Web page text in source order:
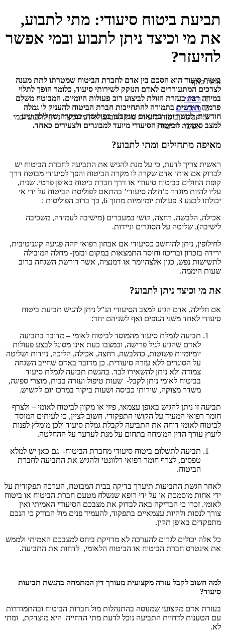
תביעת ביטוח סיעודי: מתי לתבוע,
את מי וכיצד ניתן לתבוע ובמי אפשר
להיעזר?
אתה כאן:
ראשי
מאמרים
תביעת ביטוח סיעודי: מתי לתבוע, את מי וכיצד ניתן לתבוע ובמי
אפשר להיעזר?
ביטוח סיעוד הוא הסכם בין אדם לחברת הביטוח שמטרתו לתת מענה
לצרכים המתעוררים לאדם הנזקק לשירותי סיעוד, כלומר הופך לתלוי
במידה רבה בעזרת הזולת לביצוע רוב פעולות היומיום. המבוטח משלם
פרמיה חודשית בתמורה להתחייבות חברת הביטוח להעניק לו גמלה
חודשית, למשך זמן ובתנאים שנקבעו בפוליסה, במקרה שחלילה יגיע
למצב סיעודי. הביטוח הסיעודי מיועד למבוגרים ולצעירים כאחד.
מאיפה מתחילים ומתי לתבוע?
ראשית צריך לדעת, כי על מנת להגיש את התביעה לחברת הביטוח יש
לבדוק אם אותו אדם שקרה לו מקרה הביטוח והפך לסיעודי מבוטח דרך
קופת החולים בביטוח סיעודי או דרך חברת ביטוח באופן פרטי. שנית,
עליו להיות מוגדר כ’חולה סיעודי’ בהתאם לפוליסת הביטוח על ידי אי
יכולתו לבצע 3 פעולות יומיומיות מתוך 6, כך ברוב הפוליסות :
אכילה, הלבשה, רחצה, קושי במעברים (מישיבה לעמידה, משכיבה
לישיבה), שליטה על הסוגרים וניידות.
לחילופין, ניתן להיחשב כסיעודי אם אבחון רפואי יזהה פגיעה קוגניטיבית,
ירידה בזכרון ובריכוז וחוסר התמצאות במקום ובזמן- מחלה המובילה
לתשישות נפש, כגון אלצהיימר או דמנציה, אשר דורשת השגחה ברוב
שעות היממה.
את מי וכיצד ניתן לתבוע?
אם חלילה, אדם הגיע למצב הסיעודי הנ”ל ניתן להגיש תביעת ביטוח
סיעודי לאחד משני הגופים ואף לשניהם יחד:
תביעה לגמלת סיעוד מהמוסד לביטוח לאומי – מדובר בתביעה
לאדם שהגיע לגיל פרישה, ובמצבו כעת אינו מסוגל לבצע פעולות
יומיומיות פשוטות, כהלבשה, רחצה, אכילה, הליכה, ניידות ושליטה
על הסוגרים ללא עזרה סיעודית. כן מדובר באדם שחייב השגחה
צמודה ולא ניתן להשאירו לבד. בהגשת תביעה לגמלת סיעוד
בביטוח לאומי ניתן לקבל- שעות טיפול ועזרה בבית, מוצרי ספיגה,
משדר מצוקה, שירותי כביסה ושעות ביקור במרכז יום לקשיש.
תביעה זו ניתן להגיש באופן עצמאי, פיזי או מקוון לביטוח לאומי – ולצרף
חומר רפואי המעיד על הקושי התפקודי. חשוב לציין, כי לעיתים המוסד
לביטוח לאומי דוחה את התביעה לקבלת גמלת סיעוד ולכן מומלץ לפנות
ליעוץ עורך הדין המומחה בתחום על מנת לערער על ההחלטה.
תביעה לתשלום ביטוח סיעודי מחברת הביטוח- גם כאן יש למלא
טפסים, לצרף חומר רפואי רלוונטי ולהגיש את התביעה לחברת
הביטוח.
לאחר הגשת התביעות תיערך בדיקה בבית המבוטח, הערכה תפקודית על
ידי אחות מוסמכת או על ידי רופא שנשלח מטעם חברת הביטוח או ביטוח
לאומי. זכרו כי הבדיקה באה לבדוק את מצבכם הסיעודי האמיתי ואין
צורך לנסות ולהיות עצמאיים בתפקוד, להעמיד פנים מול הבודק כי הנכם
מתפקדים באופן תקין.
כל אלה יכולים לגרום להערכה לא מדויקת ביחס למצבכם האמיתי ולממש
את אינטרס חברת הביטוח או הביטוח הלאומי, לדחות את התביעה.
למה חשוב לקבל עזרה מקצועית מעורך דין המתמחה בהגשת תביעות
סיעוד?
בעזרת אדם מקצועי שמנוסה בהתנהלות מול חברות הביטוח ובהתמודדות
עם הטענות לדחיית התביעה נוכל לדעת מתי הדחייה היא מוצדקת, ומתי
לא.